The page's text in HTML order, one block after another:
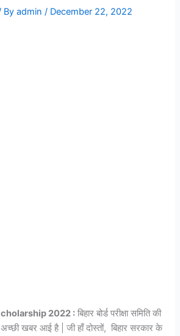
Byadmin/ December 22, 2022
2022 : बिहार बोर्ड परीक्षा समिति की
खबर आई है | जी हाँ दोस्तों, बिहार सरकार के